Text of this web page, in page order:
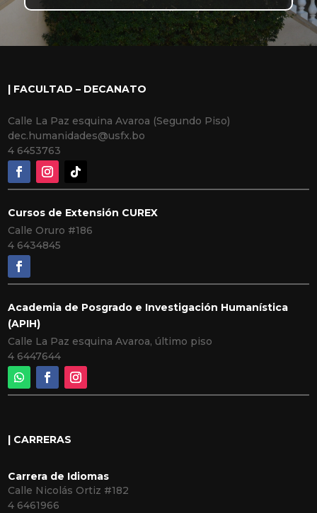
| FACULTAD – DECANATO
Calle La Paz esquina Avaroa (Segundo Piso)
dec.humanidades@usfx.bo
4 6453763
Cursos de Extensión CUREX
Calle Oruro #186
4 6434845
Academia de Posgrado e Investigación Humanística
(APIH)
Calle La Paz esquina Avaroa, último piso
4 6447644
| CARRERAS
Carrera de Idiomas
Calle Nicolás Ortiz #182
4 6461966